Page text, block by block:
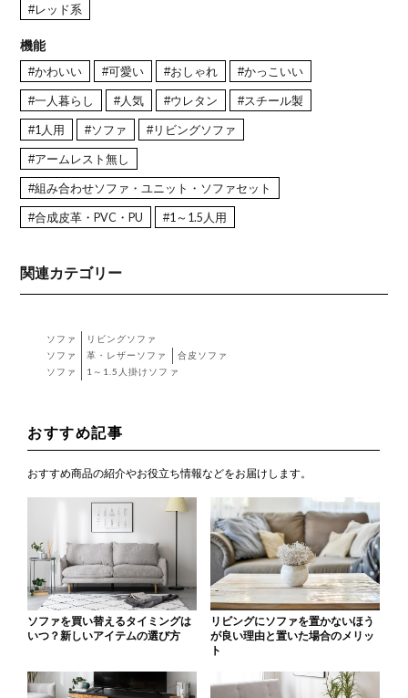
#レッド系
機能
#かわいい #可愛い #おしゃれ #かっこいい
#一人暮らし #人気 #ウレタン #スチール製
#1人用 #ソファ #リビングソファ
#アームレスト無し
#組み合わせソファ・ユニット・ソファセット
#合成皮革・PVC・PU #1～1.5人用
関連カテゴリー
ソファ
リビングソファ
ソファ
革・レザーソファ
合皮ソファ
ソファ
1～1.5人掛けソファ